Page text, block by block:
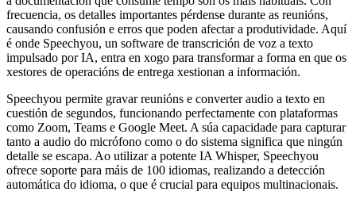
frecuencia, os detalles importantes pérdense durante as reunións,
causando confusión e erros que poden afectar a produtividade. Aquí
é onde Speechyou, un software de transcrición de voz a texto
impulsado por IA, entra en xogo para transformar a forma en que os
xestores de operacións de entrega xestionan a información.
Speechyou permite gravar reunións e converter audio a texto en
cuestión de segundos, funcionando perfectamente con plataformas
como Zoom, Teams e Google Meet. A súa capacidade para capturar
tanto a audio do micrófono como o do sistema significa que ningún
detalle se escapa. Ao utilizar a potente IA Whisper, Speechyou
ofrece soporte para máis de 100 idiomas, realizando a detección
automática do idioma, o que é crucial para equipos multinacionais.